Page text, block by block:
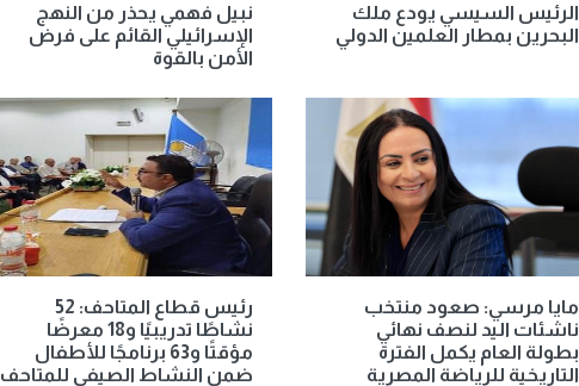
الرئيس السيسي يودع ملك
البحرين بمطار العلمين الدولي
نبيل فهمي يحذر من النهج
الإسرائيلي القائم على فرض
الأمن بالقوة
مايا مرسي: صعود منتخب
ناشئات اليد لنصف نهائي
بطولة العام يكمل الفترة
التاريخية للرياضة المصرية
رئيس قطاع المتاحف: 52
نشاطًا تدريبيًا و18 معرضًا
مؤقتًا و63 برنامجًا للأطفال
ضمن النشاط الصيفي للمتاحف